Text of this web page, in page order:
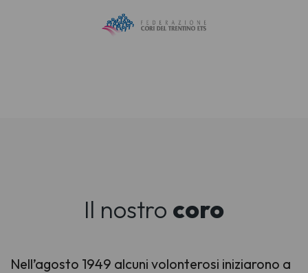
Il nostro coro
Nell’agosto 1949 alcuni volonterosi iniziarono a